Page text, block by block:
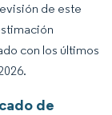
de este
con los últimos
de